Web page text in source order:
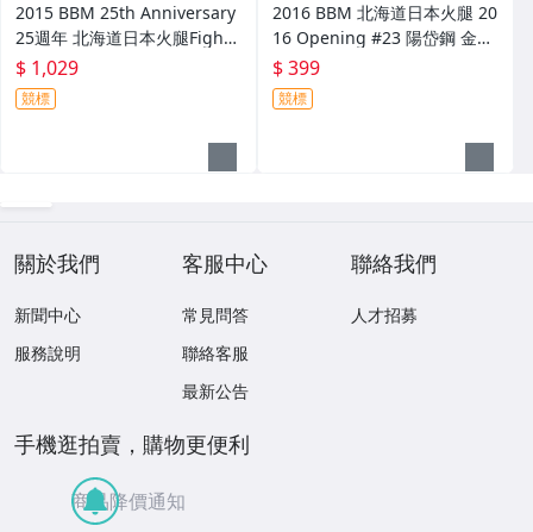
2015 BBM 25th Anniversary
25週年 北海道日本火腿Fighte
rs #187 大谷翔平 Great & Hi
ghlight 1張 球卡
$ 1,029
競標
2016 BBM 北海道日本火腿 20
16 Opening #23 陽岱鋼 金箔
$ 399
競標
關於我們
新聞中心
服務說明
客服中心
常見問答
聯絡客服
最新公告
聯絡我們
人才招募
手機逛拍賣，購物更便利
商品降價通知